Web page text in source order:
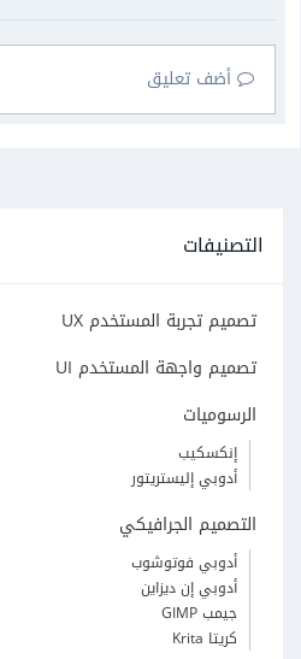
أضف تعليق
التصنيفات
تصميم تجربة المستخدم UX
تصميم واجهة المستخدم UI
الرسوميات
إنكسكيب
أدوبي إليستريتور
التصميم الجرافيكي
أدوبي فوتوشوب
أدوبي إن ديزاين
جيمب GIMP
كريتا Krita